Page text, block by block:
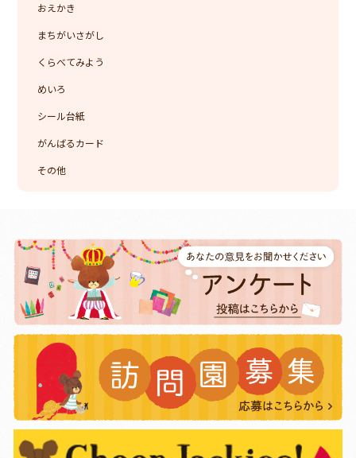
おえかき
まちがいさがし
くらべてみよう
めいろ
シール台紙
がんばるカード
その他